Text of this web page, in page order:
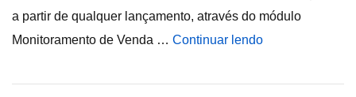
a partir de qualquer lançamento, através do módulo
Monitoramento de Venda … Continuar lendo